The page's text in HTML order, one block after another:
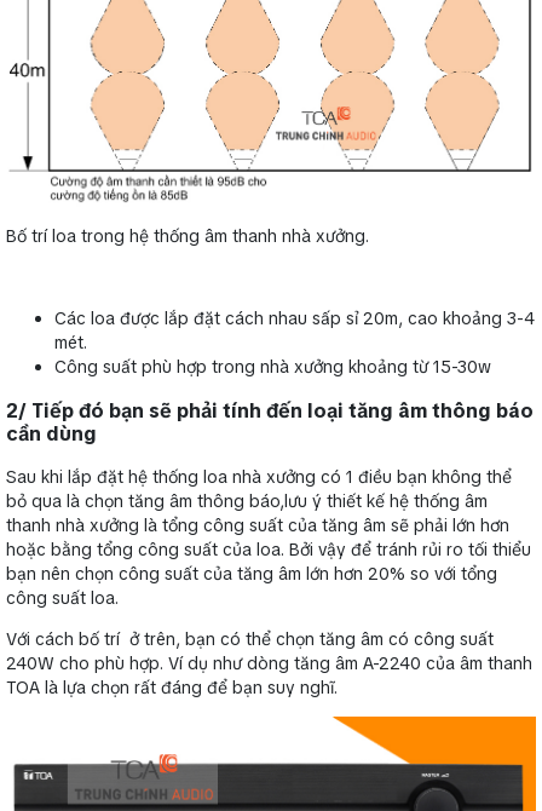
Bố trí loa trong hệ thống âm thanh nhà xưởng.
Các loa được lắp đặt cách nhau sấp sỉ 20m, cao khoảng 3-4
mét.
Công suất phù hợp trong nhà xưởng khoảng từ 15-30w
2/ Tiếp đó bạn sẽ phải tính đến loại tăng âm thông báo
cần dùng
Sau khi lắp đặt hệ thống loa nhà xưởng có 1 điều bạn không thể
bỏ qua là chọn tăng âm thông báo,lưu ý thiết kế hệ thống âm
thanh nhà xưởng là tổng công suất của tăng âm sẽ phải lớn hơn
hoặc bằng tổng công suất của loa. Bởi vậy để tránh rủi ro tối thiểu
bạn nên chọn công suất của tăng âm lớn hơn 20% so với tổng
công suất loa.
Với cách bố trí ở trên, bạn có thể chọn tăng âm có công suất
240W cho phù hợp. Ví dụ như dòng tăng âm A-2240 của âm thanh
TOA là lựa chọn rất đáng để bạn suy nghĩ.